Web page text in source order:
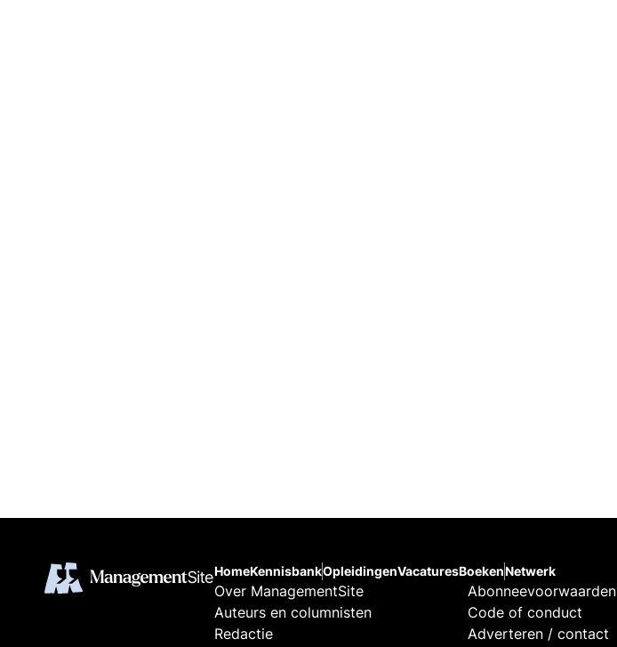
HomeKennisbankOpleidingenVacaturesBoekenNetwerk
Over ManagementSite
Auteurs en columnisten
Redactie
Abonneevoorwaarden
Code of conduct
Adverteren / contact